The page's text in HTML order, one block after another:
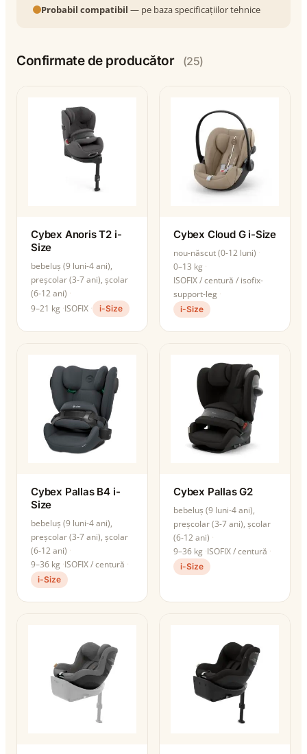
Probabil compatibil — pe baza specificațiilor tehnice
Confirmate de producător (25)
Cybex Anoris T2 i-
Size
bebeluș (9 luni-4 ani),
preșcolar (3-7 ani), școlar
(6-12 ani)
9–21 kg ISOFIX i-Size
Cybex Cloud G i-Size
nou-născut (0-12 luni)
0–13 kg
ISOFIX / centură / isofix-
support-leg
i-Size
Cybex Pallas B4 i-
Size
bebeluș (9 luni-4 ani),
preșcolar (3-7 ani), școlar
(6-12 ani)
9–36 kg ISOFIX / centură
i-Size
Cybex Pallas G2
bebeluș (9 luni-4 ani),
preșcolar (3-7 ani), școlar
(6-12 ani)
9–36 kg ISOFIX / centură
i-Size